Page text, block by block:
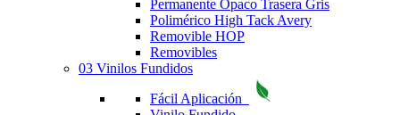
Permanente Opaco Trasera Gris
Polimérico High Tack Avery
Removible HOP
Removibles
03 Vinilos Fundidos
Fácil Aplicación